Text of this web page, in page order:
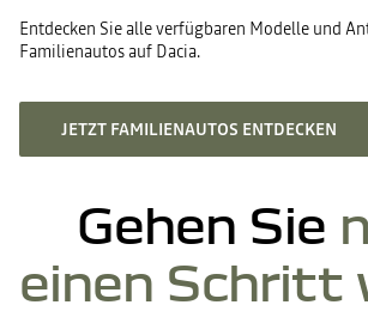
Entdecken Sie alle verfügbaren Modelle und
Familienautos auf Dacia.
JETZT FAMILIENAUTOS ENTDECKEN
Gehen Sie
einen Schritt